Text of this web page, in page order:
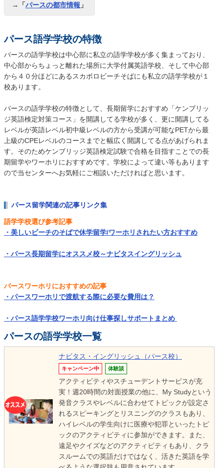
→「パースの都市情報 」
パース語学学校の特徴
パースの語学学校は中心部に私立の語学学校が多く集まっており、
中心部からちょっと離れた場所に大学付属英語学校、そして中心部
から４０分ほどにあるスカボロビーチそばにも私立の語学学校が１
校あります。
パースの語学学校の特徴として、長期留学におすすめ「ケンブリッ
ジ英語検定対策コース」を開講してる学校が多く、更に開講してる
レベルが英語レベル初中級レベルの方から受講が可能なPETから最
上級のCPEレベルのコースまでと幅広く開講してる点があげられま
す。そのためケンブリッジ英語検定試験で合格を目指すことでの長
期留学やワーホリにおすすめです。学校によって違い等もあります
ので当センターへお気軽にご相談いただければと思います。
パース留学関連の記事リンク集
語学学校選び参考記事
・美しいビーチのそばで休学留学/ワーホリされたい方おすすめ
・パース長期留学にオススメ校～ナビタスイングリッシュ
パースワーホリにおすすめの記事
・パースワーホリで渡航する際に必要な費用は？
・パース語学学校ワーホリ向け仕事探しサポートまとめ
パースの語学学校一覧
ナビタス・イングリッシュ（パース校）
キャンペーン中 体験談
アクティビティやスチューデントサービスが充
実！週20時間の対面授業の他に、My Studyという
発音クラスやレベルに合わせてトピックが設定さ
れるスピーキングとリスニングのクラスもあり、
ハイレベルの学生向けに医療や犯罪といったトピ
ックのアクティビティに参加ができます。また、
遠足やクイズなどのアクティビティもあり、クラ
スルームでの英語だけではなく、活きた英語を学